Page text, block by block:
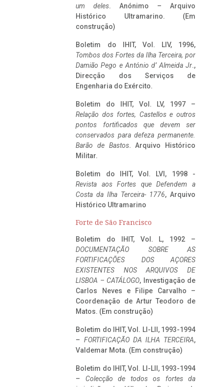
um deles. Anónimo – Arquivo
Histórico Ultramarino. (Em
construção)
Boletim do IHIT, Vol. LIV, 1996,
Tombos dos Fortes da Ilha Terceira, por
Damião Pego e António d’ Almeida Jr.,
Direcção dos Serviços de
Engenharia do Exército.
Boletim do IHIT, Vol. LV, 1997 –
Relação dos fortes, Castellos e outros
pontos fortificados que devem ser
conservados para defeza permanente.
Barão de Bastos. Arquivo Histórico
Militar.
Boletim do IHIT, Vol. LVI, 1998 -
Revista aos Fortes que Defendem a
Costa da Ilha Terceira- 1776, Arquivo
Histórico Ultramarino
Forte de São Francisco
Boletim do IHIT, Vol. L, 1992 –
DOCUMENTAÇÃO SOBRE AS
FORTIFICAÇÕES DOS AÇORES
EXISTENTES NOS ARQUIVOS DE
LISBOA – CATÁLOGO, Investigação de
Carlos Neves e Filipe Carvalho –
Coordenação de Artur Teodoro de
Matos. (Em construção)
Boletim do IHIT, Vol. LI-LII, 1993-1994
– FORTIFICAÇÃO DA ILHA TERCEIRA,
Valdemar Mota. (Em construção)
Boletim do IHIT, Vol. LI-LII, 1993-1994
– Colecção de todos os fortes da